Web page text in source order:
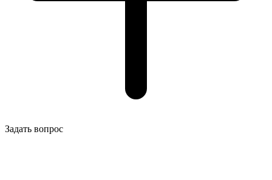
Задать вопрос